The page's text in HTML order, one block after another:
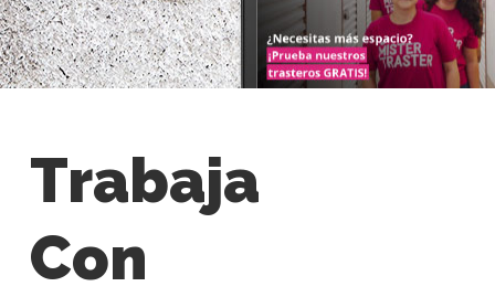
mistertraster.com
Trabaja
Con